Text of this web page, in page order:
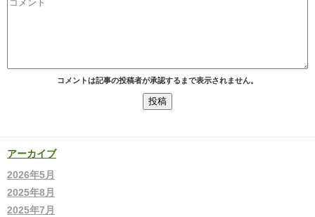
コメントは記事の投稿者が承認するまで表示されません。
アーカイブ
2026年5月
2025年8月
2025年7月